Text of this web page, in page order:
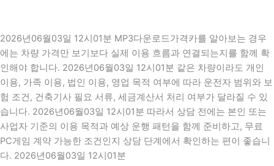
2026년06월03일 12시01분 MP3다운로드가격카를 알아보는 경우
에는 차량 가격만 보기보다 실제 이용 흐름과 연결되는지를 함께 확
인해야 합니다. 2026년06월03일 12시01분 같은 차량이라도 개인
이용, 가족 이용, 법인 이용, 영업 목적 여부에 따라 운전자 범위와 보
험 조건, 건축기사 필요 서류, 세금계산서 처리 여부가 달라질 수 있
습니다. 2026년06월03일 12시01분 따라서 상담 전에는 본인 또는
사업자 기준의 이용 목적과 예상 운행 패턴을 함께 준비하고, 무료
PC게임 계약 가능한 조건인지 상담 단계에서 확인하는 편이 좋습니
다. 2026년06월03일 12시01분